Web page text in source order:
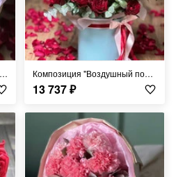
Композиция "Воздушный поцелуй"
13 737₽